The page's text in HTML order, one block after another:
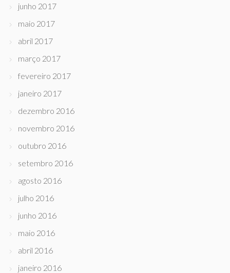
junho 2017
maio 2017
abril 2017
março 2017
fevereiro 2017
janeiro 2017
dezembro 2016
novembro 2016
outubro 2016
setembro 2016
agosto 2016
julho 2016
junho 2016
maio 2016
abril 2016
janeiro 2016